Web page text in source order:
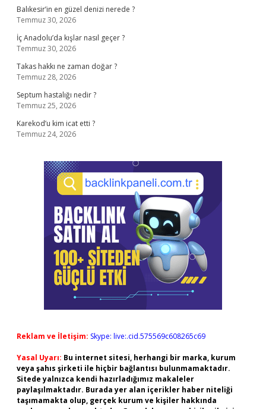
Balıkesir’in en güzel denizi nerede ?
Temmuz 30, 2026
İç Anadolu’da kışlar nasıl geçer ?
Temmuz 30, 2026
Takas hakkı ne zaman doğar ?
Temmuz 28, 2026
Septum hastalığı nedir ?
Temmuz 25, 2026
Karekod’u kim icat etti ?
Temmuz 24, 2026
Reklam ve İletişim: Skype: live:.cid.575569c608265c69
Yasal Uyarı: Bu internet sitesi, herhangi bir marka, kurum
veya şahıs şirketi ile hiçbir bağlantısı bulunmamaktadır.
Sitede yalnızca kendi hazırladığımız makaleler
paylaşılmaktadır. Burada yer alan içerikler haber niteliği
taşımamakta olup, gerçek kurum ve kişiler hakkında